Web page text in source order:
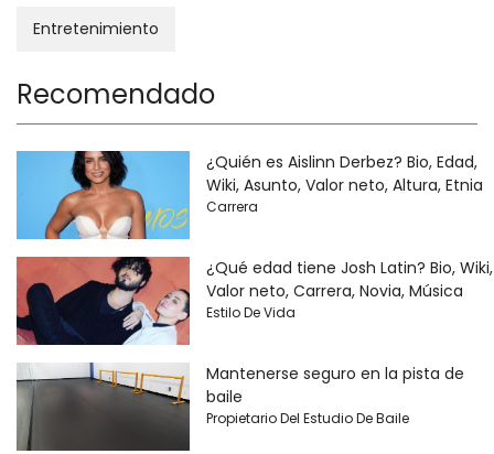
Entretenimiento
Recomendado
¿Quién es Aislinn Derbez? Bio, Edad,
Wiki, Asunto, Valor neto, Altura, Etnia
Carrera
¿Qué edad tiene Josh Latin? Bio, Wiki,
Valor neto, Carrera, Novia, Música
Estilo De Vida
Mantenerse seguro en la pista de
baile
Propietario Del Estudio De Baile